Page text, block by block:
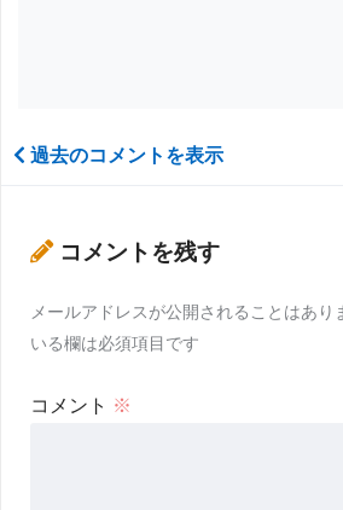
過去のコメントを表示
コメントを残す
メールアドレスが公開されることはあり
いる欄は必須項目です
コメント ※